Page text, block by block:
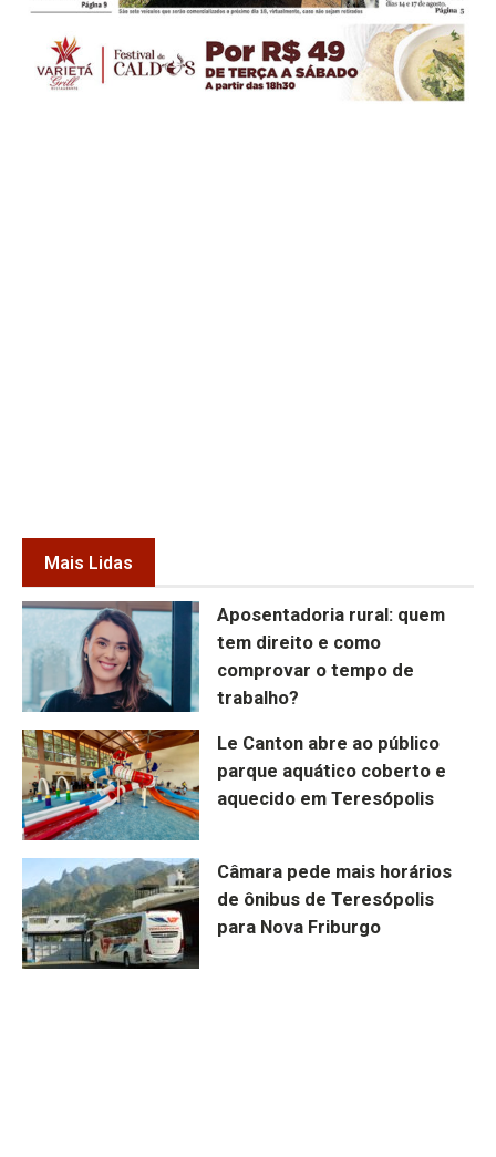
Mais Lidas
Aposentadoria rural: quem
tem direito e como
comprovar o tempo de
trabalho?
Le Canton abre ao público
parque aquático coberto e
aquecido em Teresópolis
Câmara pede mais horários
de ônibus de Teresópolis
para Nova Friburgo